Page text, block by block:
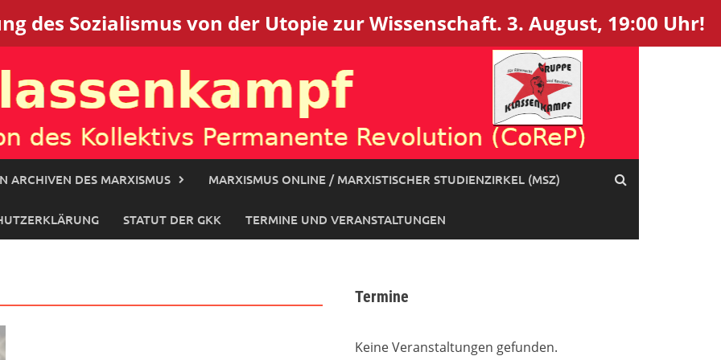
des Sozialismus von der Utopie zur Wissenschaft. 3. August, 19:00 Uhr!
ARCHIVEN DES MARXISMUS MARXISMUS ONLINE / MARXISTISCHER STUDIENZIRKEL (MSZ)
STATUT DER GKK TERMINE UND VERANSTALTUNGEN
Termine
Keine Veranstaltungen gefunden.